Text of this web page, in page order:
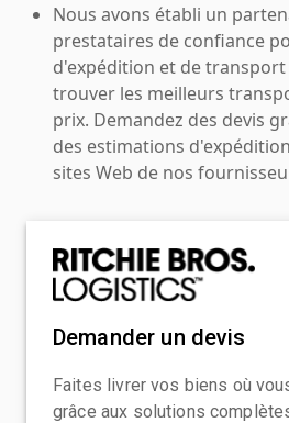
Nous avons établi un
prestataires de confiance
d'expédition et de
trouver les meilleurs
prix. Demandez des devis
des estimations
sites Web de nos
Demander un devis
Faites livrer vos biens où
grâce aux solutions